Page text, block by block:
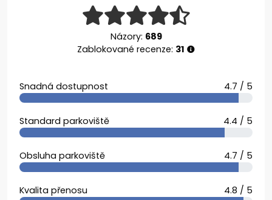
Názory: 689
Zablokované recenze: 31
Snadná dostupnost 4.7 / 5
Standard parkoviště 4.4 / 5
Obsluha parkoviště 4.7 / 5
Kvalita přenosu 4.8 / 5